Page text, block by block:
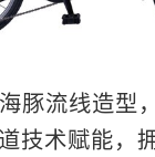
海豚流线造型
技术赋能，